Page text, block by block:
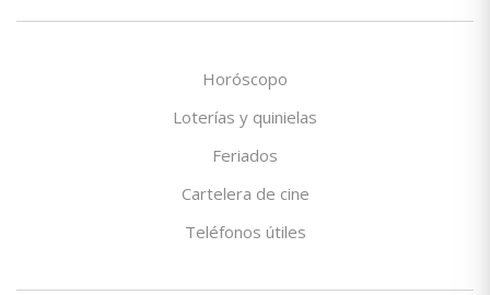
Horóscopo
Loterías y quinielas
Feriados
Cartelera de cine
Teléfonos útiles